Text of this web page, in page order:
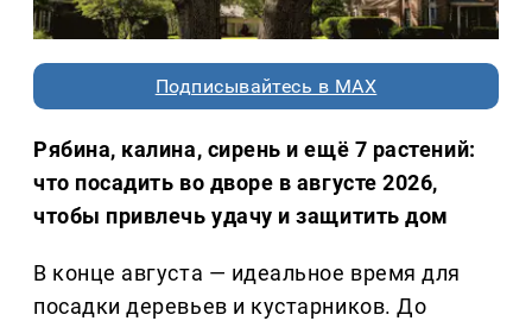
Подписывайтесь в MAX
Рябина, калина, сирень и ещё 7 растений:
что посадить во дворе в августе 2026,
чтобы привлечь удачу и защитить дом
В конце августа — идеальное время для
посадки деревьев и кустарников. До